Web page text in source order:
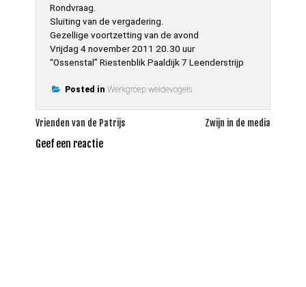
Rondvraag.
Sluiting van de vergadering.
Gezellige voortzetting van de avond
Vrijdag 4 november 2011 20.30 uur
“Ossenstal” Riestenblik Paaldijk 7 Leenderstrijp
Posted in Werkgroep weidevogels
Bericht
navigatie
Vrienden van de Patrijs Zwijn in de media
Geef een reactie